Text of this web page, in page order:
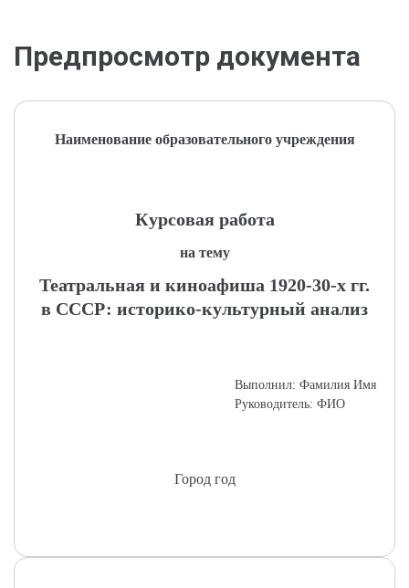
Предпросмотр документа
Наименование образовательного учреждения
Курсовая работа
на тему
Театральная и киноафиша 1920-30-х гг.
в СССР: историко-культурный анализ
Выполнил: Фамилия Имя
Руководитель: ФИО
Город год